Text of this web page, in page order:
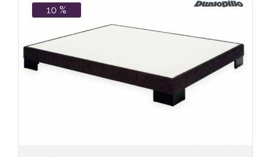
10 %